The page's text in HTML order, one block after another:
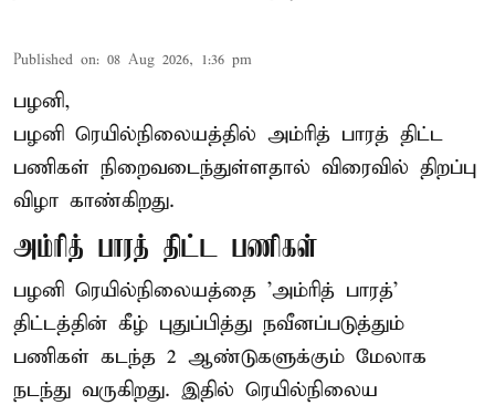
Published on: 08 Aug 2026, 1:36 pm
பழனி,
பழனி ரெயில்நிலையத்தில் அம்ரித் பாரத் திட்ட
பணிகள் நிறைவடைந்துள்ளதால் விரைவில் திறப்பு
விழா காண்கிறது.
அம்ரித் பாரத் திட்ட பணிகள்
பழனி ரெயில்நிலையத்தை 'அம்ரித் பாரத்'
திட்டத்தின் கீழ் புதுப்பித்து நவீனப்படுத்தும்
பணிகள் கடந்த 2 ஆண்டுகளுக்கும் மேலாக
நடந்து வருகிறது. இதில் ரெயில்நிலைய